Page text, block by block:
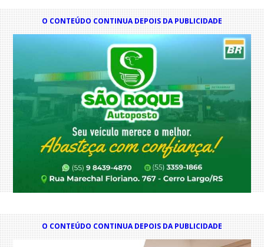
O CONTEÚDO CONTINUA DEPOIS DA PUBLICIDADE
O CONTEÚDO CONTINUA DEPOIS DA PUBLICIDADE